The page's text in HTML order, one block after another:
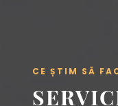
CE ȘTIM SĂ